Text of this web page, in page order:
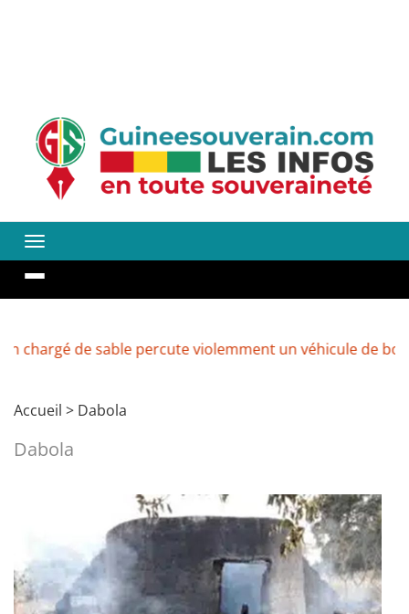
de sable percute violemment un véhicule de boissons à
Accueil > Dabola
Dabola